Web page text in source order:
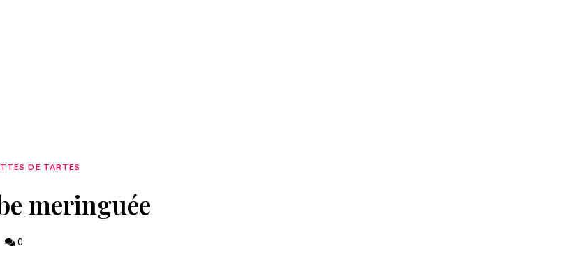
DE TARTES
meringuée
0